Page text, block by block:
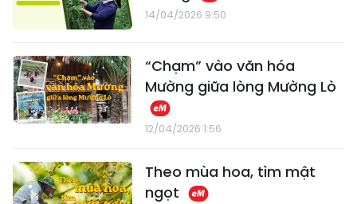
14/04/2026 9:50
“Chạm” vào văn hóa
Mường giữa lòng Mường Lò
12/04/2026 1:56
Theo mùa hoa, tìm mật
ngọt